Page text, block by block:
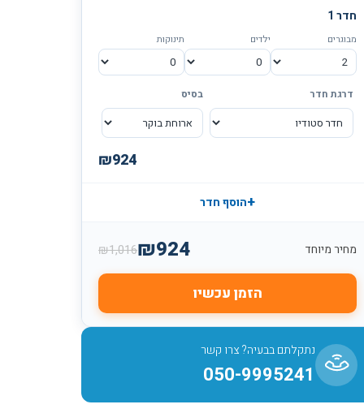
חדר 1
מבוגרים ילדים תינוקות
דרגת חדר בסיס
₪924
+הוסף חדר
מחיר מיוחד ₪924
₪1,016
הזמן עכשיו
נתקלתם בבעיה? צרו קשר
050-9995241